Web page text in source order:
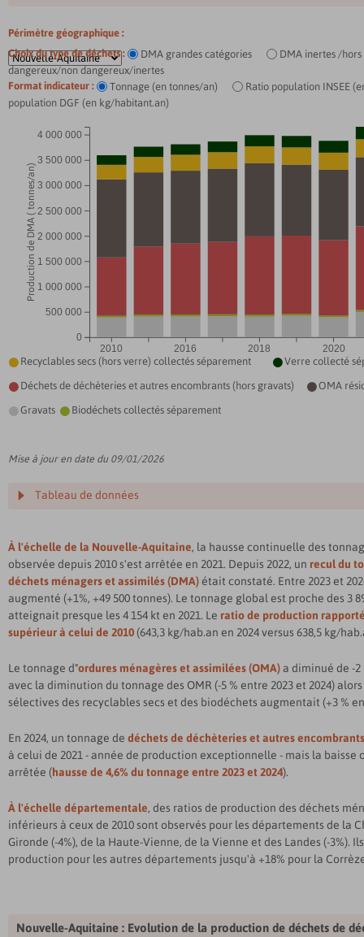
Périmètre géographique :
Choix du type de déchets :
DMA grandes catégories
DMA inertes /
dangereux/non dangereux/inertes
Format indicateur :
Tonnage (en tonnes/an)
Ratio population INSEE
population DGF (en kg/habitant.an)
Gravats  Biodéchets collectés séparement
 Déchets de déchèteries et autres encombrants (hors gravats) OMA
 Recyclables secs (hors verre) collectés séparement Verre collecté
2010 2016 2018 2020
0
500 000
1 000 000
1 500 000
2 000 000
2 500 000
3 000 000
3 500 000
4 000 000
Production de DMA ( tonnes/an)
Mise à jour en date du 09/01/2026
Tableau de données
À l'échelle de la Nouvelle-Aquitaine, la hausse continuelle des
observée depuis 2010 s'est arrêtée en 2021. Depuis 2022, un recul du
déchets ménagers et assimilés (DMA) était constaté. Entre 2023 et
augmenté (+1%, +49 500 tonnes). Le tonnage global est proche des 3
atteignait presque les 4 154 kt en 2021. Le ratio de production
supérieur à celui de 2010 (643,3 kg/hab.an en 2024 versus 638,5 kg/
Le tonnage d"ordures ménagères et assimilées (OMA)a diminué de -2
avec la diminution du tonnage des OMR (-5 % entre 2023 et 2024)
sélectives des recyclables secs et des biodéchets augmentait (+3 %
En 2024, un tonnage de déchets de déchèteries et autres encombrants
à celui de 2021 - année de production exceptionnelle - mais la baisse
arrêtée (hausse de 4,6% du tonnage entre 2023 et 2024).
À l'échelle départementale, des ratios de production des déchets
inférieurs à ceux de 2010 sont observés pour les départements de la
Gironde (-4%), de la Haute-Vienne, de la Vienne et des Landes (-3%).
production pour les autres départements jusqu'à +18% pour la
Nouvelle-Aquitaine : Evolution de la production de déchets de